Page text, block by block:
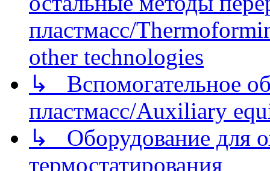
пластмасс/
other technologies
↳ Вспомогательное
пластмасс/Auxiliary
↳ Оборудование для
термостатирования